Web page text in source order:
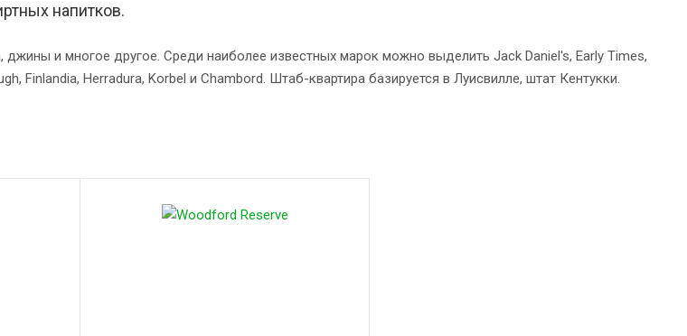
напитков.
джины и многое другое. Среди наиболее известных марок можно выделить Jack Daniel's, Early Times,
Finlandia, Herradura, Korbel и Chambord. Штаб-квартира базируется в Луисвилле, штат Кентукки.